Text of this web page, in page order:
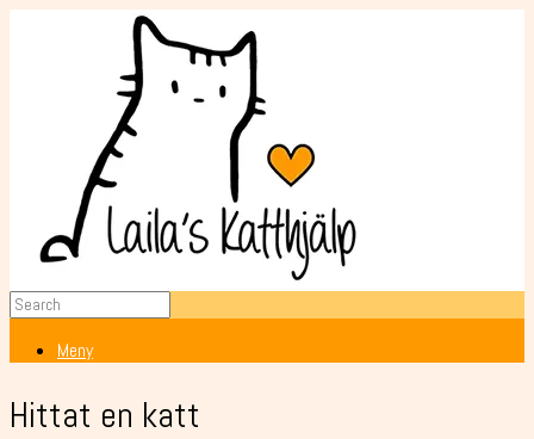
Meny
Hittat en katt